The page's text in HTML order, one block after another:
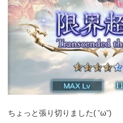
ちょっと張り切りました( ˘ω˘)